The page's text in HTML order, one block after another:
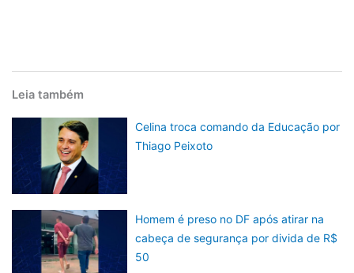
Leia também
Celina troca comando da Educação por
Thiago Peixoto
Homem é preso no DF após atirar na
cabeça de segurança por divida de R$
50